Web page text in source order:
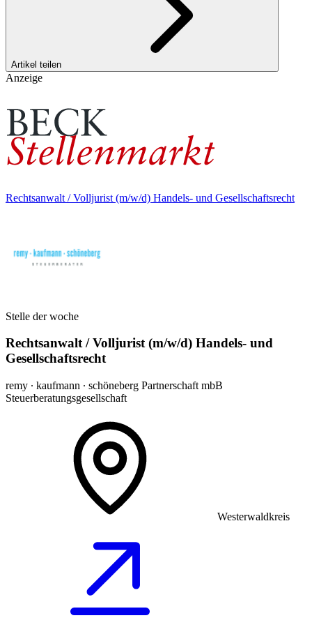
Artikel teilen
Anzeige
Rechtsanwalt / Volljurist (m/w/d) Handels- und Gesellschaftsrecht
Stelle der woche
Rechtsanwalt / Volljurist (m/w/d) Handels- und
Gesellschaftsrecht
remy ∙ kaufmann ∙ schöneberg Partnerschaft mbB
Steuerberatungsgesellschaft
Westerwaldkreis